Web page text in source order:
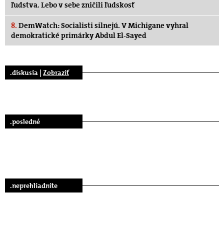
ľudstva. Lebo v sebe zničili ľudskosť
8. DemWatch: Socialisti silnejú. V Michigane vyhral
demokratické primárky Abdul El-Sayed
.diskusia | Zobraziť
.posledné
.neprehliadnite